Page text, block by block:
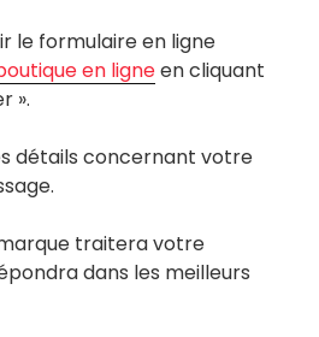
le formulaire en ligne
en ligneen cliquant
».
détails concernant votre
traitera votre
dans les meilleurs